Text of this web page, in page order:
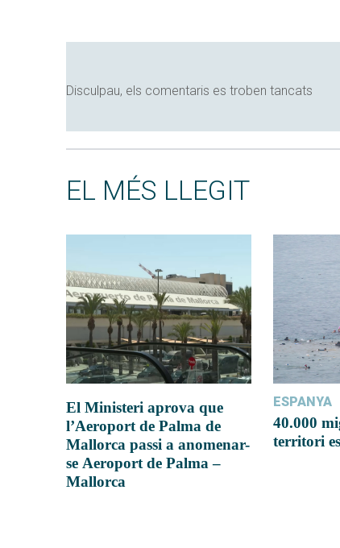
Disculpau, els comentaris es troben tancats
EL MÉS LLEGIT
El Ministeri aprova que
l’Aeroport de Palma de
Mallorca passi a anomenar-
se Aeroport de Palma –
Mallorca
ESPANYA
40.000
territori